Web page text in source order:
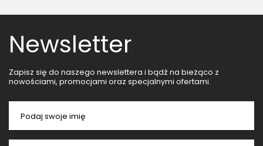
Newsletter
Zapisz się do naszego newslettera i bądź na bieżąco z
nowościami, promocjami oraz specjalnymi ofertami.
Podaj swoje imię